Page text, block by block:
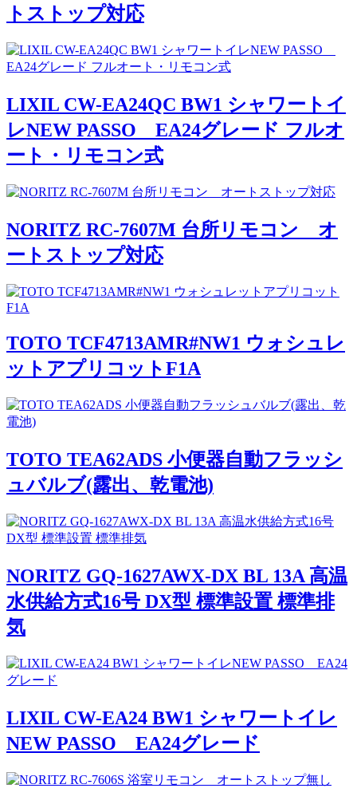
トストップ対応
LIXIL CW-EA24QC BW1 シャワートイ
レNEW PASSO EA24グレード フルオ
ート・リモコン式
NORITZ RC-7607M 台所リモコン オ
ートストップ対応
TOTO TCF4713AMR#NW1 ウォシュレ
ットアプリコットF1A
TOTO TEA62ADS 小便器自動フラッシ
ュバルブ(露出、乾電池)
NORITZ GQ-1627AWX-DX BL 13A 高温
水供給方式16号 DX型 標準設置 標準排
気
LIXIL CW-EA24 BW1 シャワートイレ
NEW PASSO EA24グレード